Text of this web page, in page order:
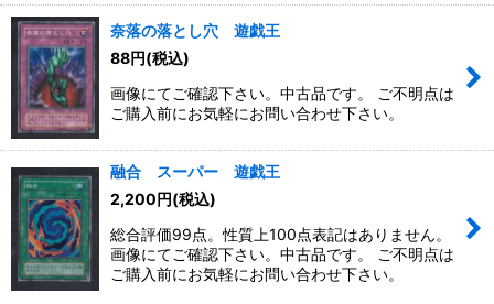
奈落の落とし穴 遊戯王
88円(税込)
画像にてご確認下さい。中古品です。 ご不明点は
ご購入前にお気軽にお問い合わせ下さい。
融合 スーパー 遊戯王
2,200 円(税込)
総合評価99点。性質上100点表記はありません。
画像にてご確認下さい。中古品です。 ご不明点は
ご購入前にお気軽にお問い合わせ下さい。